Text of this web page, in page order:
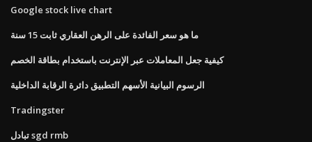
Google stock live chart
ما هو سعر الفائدة على الرهن العقاري ثابت 15 سنة
كيفية جعل المعاملات عبر الإنترنت باستخدام بطاقة الخصم
الرسوم البيانية الأسهم التطبيق دائرة الرقابة الداخلية
Tradingster
تبادل sgd rmb